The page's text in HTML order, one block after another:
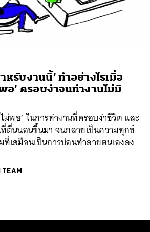
หรับงานนี้’ ทำอย่างไรเมื่อ
อ’ ครอบงำจนทำงานไม่มี
ม่พอ’ ในการทำงานที่ครอบงำชีวิต และ
ตื่นนอนขึ้นมา จนกลายเป็นความทุกข์
เสมือนเป็นการบ่อนทำลายตนเองลง
TEAM